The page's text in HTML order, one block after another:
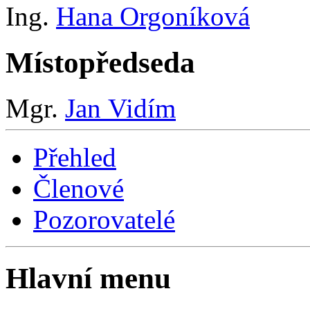
Ing. Hana Orgoníková
Místopředseda
Mgr. Jan Vidím
Přehled
Členové
Pozorovatelé
Hlavní menu